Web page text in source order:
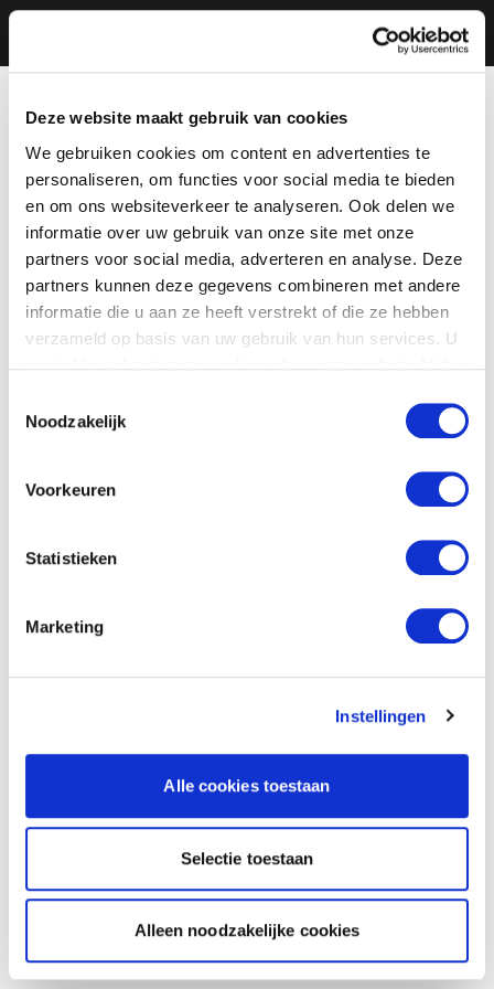
Deze website maakt gebruik van cookies
We gebruiken cookies om content en advertenties te
personaliseren, om functies voor social media te bieden
en om ons websiteverkeer te analyseren. Ook delen we
informatie over uw gebruik van onze site met onze
partners voor social media, adverteren en analyse. Deze
partners kunnen deze gegevens combineren met andere
informatie die u aan ze heeft verstrekt of die ze hebben
verzameld op basis van uw gebruik van hun services. U
Noodzakelijk
Voorkeuren
Statistieken
Marketing
Instellingen
Alle cookies toestaan
Selectie toestaan
Alleen noodzakelijke cookies